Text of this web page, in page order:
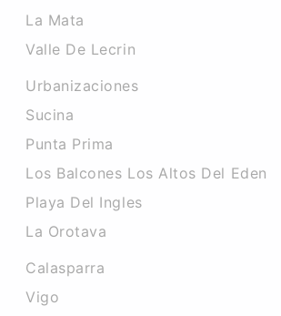
La Mata
Valle De Lecrin
Urbanizaciones
Sucina
Punta Prima
Los Balcones Los Altos Del Eden
Playa Del Ingles
La Orotava
Calasparra
Vigo